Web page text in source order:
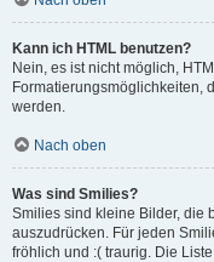
Kann ich HTML benutzen?
Nein, es ist nicht möglich,
Formatierungsmöglichkeiten,
werden.
Nach oben
Was sind Smilies?
Smilies sind kleine Bilder, die
auszudrücken. Für jeden
fröhlich und :( traurig. Die